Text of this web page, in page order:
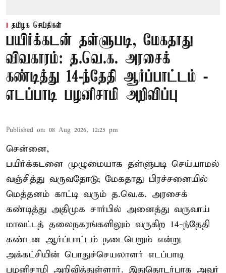
தமிழக செய்திகள்
பயிர்க்கடன் தள்ளுபடி, மேகதாது
விவகாரம்: த.வெ.க. அரசைக்
கண்டித்து 14-ந்தேதி ஆர்ப்பாட்டம் -
எடப்பாடி பழனிசாமி அறிவிப்பு
Published on: 08 Aug 2026, 12:25 pm
சென்னை,
பயிர்க்கடனை முழுமையாக தள்ளுபடி செய்யாமல்
வஞ்சித்து வருவதோடு; மேகதாது பிரச்சனையில்
மெத்தனம் காட்டி வரும் த.வெ.க. அரசைக்
கண்டித்து அதிமுக சார்பில் அனைத்து வருவாய்
மாவட்டத் தலைநகரங்களிலும் வருகிற 14-ந்தேதி
கண்டன ஆர்ப்பாட்டம் நடைபெறும் என்று
அக்கட்சியின் பொதுச்செயலாளர் எடப்பாடி
பழனிசாமி அறிவித்துள்ளார். இதுதொடர்பாக அவர்